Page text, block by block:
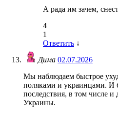
А рада им зачем,
4
1
Ответить ↓
Дима 02.07.2026
Мы наблюдаем быстрое
поляками и украинцами. И
последствия, в том числе
Украины.